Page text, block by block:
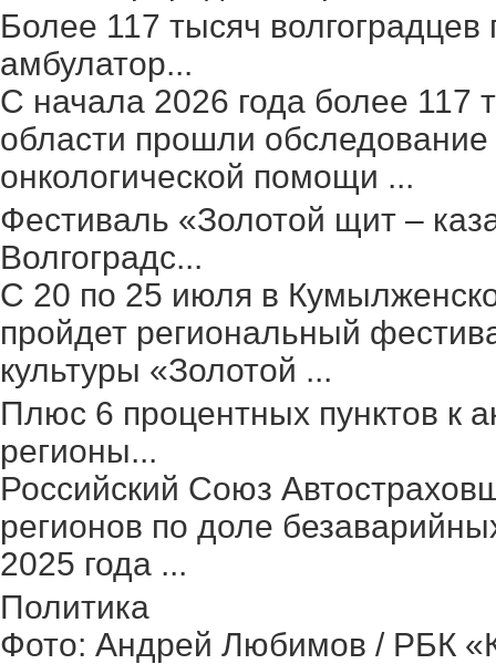
Более 117 тысяч
амбулатор...
С начала 2026 года более 117
области прошли
онкологической помощи ...
Фестиваль «Золотой щит –
Волгоградс...
С 20 по 25 июля в
пройдет региональный
культуры «Золотой ...
Плюс 6 процентных пунктов к
регионы...
Российский Союз
регионов по доле
2025 года ...
Политика
Фото: Андрей Любимов / РБК